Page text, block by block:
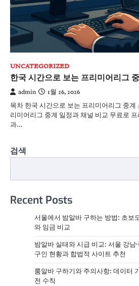
UNCATEGORIZED
한국 시간으로 보는 프리미어리그
admin
1월 26, 2026
목차 한국 시간으로 보는 프리미어리그 중계
리미어리그 중계 일정과 채널 비교 무료로
과…
검색
Recent Posts
서울에서 밤알바 구하는 방법: 초보
와 임금 비교
밤알바 실태와 시급 비교: 서울 강남
구인 현황과 합법적 사이트 추천
룸알바 구하기와 주의사항: 데이터
전 수칙